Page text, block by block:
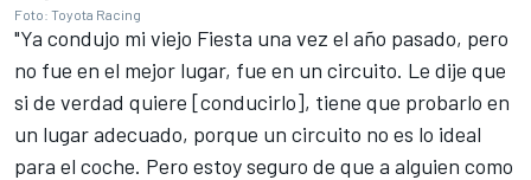
Foto: Toyota Racing
"Ya condujo mi viejo Fiesta una vez el año pasado, pero
no fue en el mejor lugar, fue en un circuito. Le dije que
si de verdad quiere [conducirlo], tiene que probarlo en
un lugar adecuado, porque un circuito no es lo ideal
para el coche. Pero estoy seguro de que a alguien como